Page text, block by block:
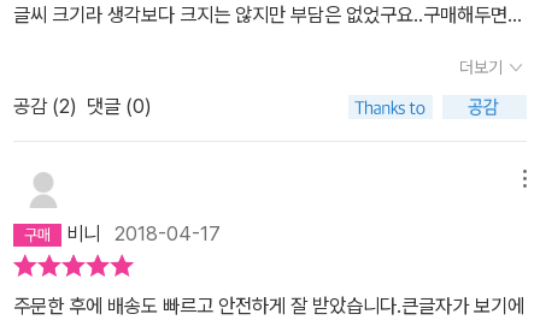
글씨 크기라 생각보다 크지는 않지만 부담은 없었구요..구매해두면
더보기
공감 (2) 댓글 (0)
비니 2018-04-17
주문한 후에 배송도 빠르고 안전하게 잘 받았습니다.큰글자가 보기에